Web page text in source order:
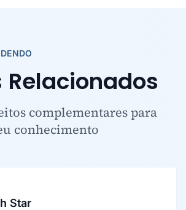
Relacionados
complementares para
conhecimento
Star